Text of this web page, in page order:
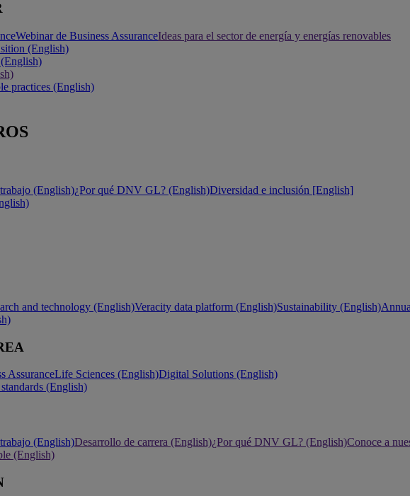
Webinar de Business AssuranceIdeas para el sector de energía y energías renovables
(English)
practices (English)
(English)¿Por qué DNV GL? (English)Diversidad e inclusión [English]
and technology (English)Veracity data platform (English)Sustainability (English)
AssuranceLife Sciences (English)Digital Solutions (English)
(English)
(English)Desarrollo de carrera (English)¿Por qué DNV GL? (English)Conoce a
(English)